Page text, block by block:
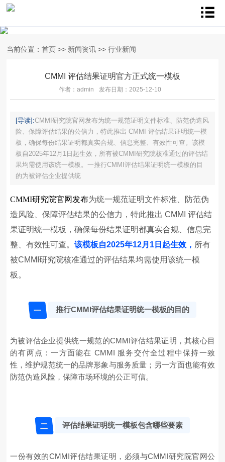
当前位置： 首页 >> 新闻资讯 >> 行业新闻
CMMI 评估结果证明官方正式统一模板
作者：admin 发布日期：2025-12-10
[导读]:CMMI研究院官网发布为统一规范证明文件标准、防范伪造风
险、保障评估结果的公信力，特此推出 CMMI 评估结果证明统一模
板，确保每份结果证明都真实合规、信息完整、有效性可查。该模
板自2025年12月1日起生效，所有被CMMI研究院核准通过的评估结
果均需使用该统一模板。一推行CMMI评估结果证明统一模板的目
的为被评估企业提供统
CMMI研究院官网发布为统一规范证明文件标准、防范伪
造风险、保障评估结果的公信力，特此推出 CMMI 评估结
果证明统一模板，确保每份结果证明都真实合规、信息完
整、有效性可查。 该模板自2025年12月1日起生效， 所有
被CMMI研究院核准通过的评估结果均需使用该统一模
板。
一 推行CMMI评估结果证明统一模板的目的
为被评估企业提供统一规范的CMMI评估结果证明，其核心目
的有两点：一方面能在 CMMI 服务交付全过程中保持一致
性，维护规范统一的品牌形象与服务质量；另一方面也能有效
防范伪造风险，保障市场环境的公正可信。
二 评估结果证明统一模板包含哪些要素
一份有效的CMMI评估结果证明，必须与CMMI研究院官网公